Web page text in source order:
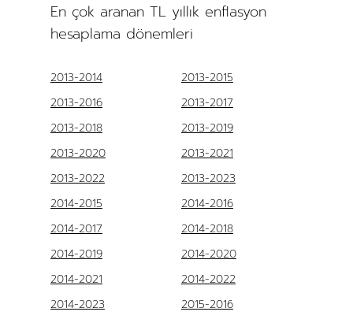
En çok aranan TL yıllık enflasyon
hesaplama dönemleri
2013-2014
2013-2015
2013-2016
2013-2017
2013-2018
2013-2019
2013-2020
2013-2021
2013-2022
2013-2023
2014-2015
2014-2016
2014-2017
2014-2018
2014-2019
2014-2020
2014-2021
2014-2022
2014-2023
2015-2016